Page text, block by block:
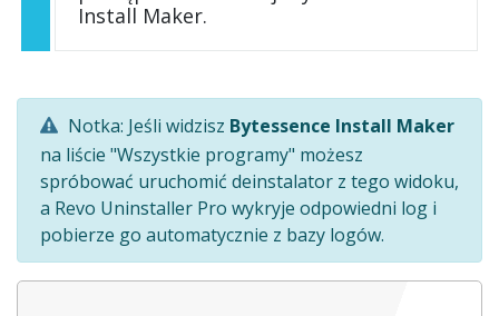
Install Maker.
Notka: Jeśli widzisz Bytessence Install Maker
na liście "Wszystkie programy" możesz
spróbować uruchomić deinstalator z tego widoku,
a Revo Uninstaller Pro wykryje odpowiedni log i
pobierze go automatycznie z bazy logów.